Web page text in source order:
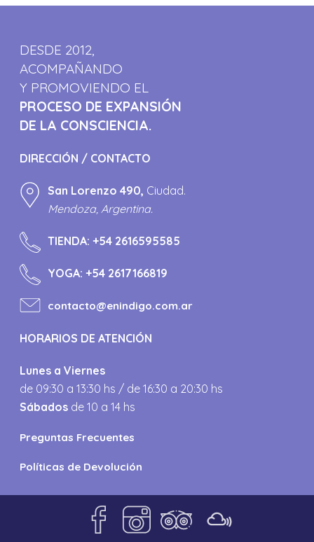
DESDE 2012,
ACOMPAÑANDO
Y PROMOVIENDO EL
PROCESO DE EXPANSIÓN
DE LA CONSCIENCIA.
DIRECCIÓN / CONTACTO
San Lorenzo 490, Ciudad.
Mendoza, Argentina.
TIENDA:+54 2616595585
YOGA:+54 2617166819
contacto@enindigo.com.ar
HORARIOS DE ATENCIÓN
Lunes a Viernes
de 09:30 a 13:30 hs / de 16:30 a 20:30 hs
Sábados de 10 a 14 hs
Preguntas Frecuentes
Políticas de Devolución